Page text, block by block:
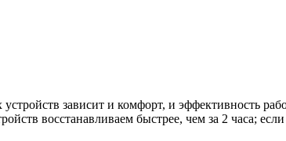
зависит и комфорт, и эффективность
восстанавливаем быстрее, чем за 2 часа;